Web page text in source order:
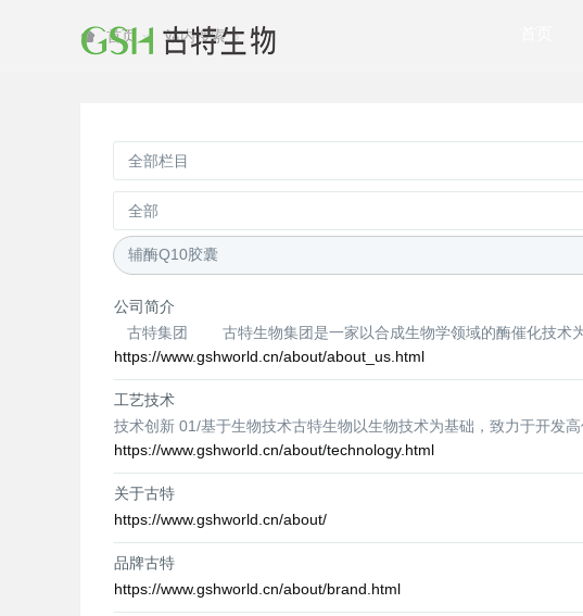
首页 站内搜索
公司简介
古特集团 古特生物集团是一家以合成生物学领域的酶催化技术为
https://www.gshworld.cn/about/about_us.html
工艺技术
技术创新 01/基于生物技术古特生物以生物技术为基础，致力于开发
https://www.gshworld.cn/about/technology.html
关于古特
https://www.gshworld.cn/about/
品牌古特
https://www.gshworld.cn/about/brand.html